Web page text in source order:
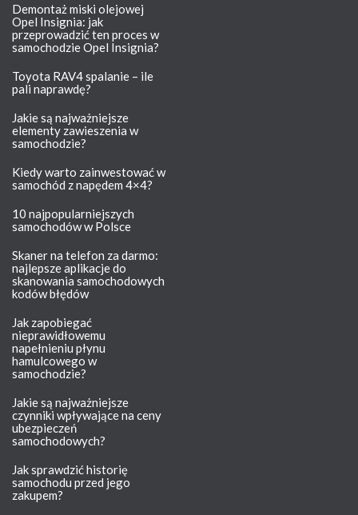
Demontaż miski olejowej
Opel Insignia: jak
przeprowadzić ten proces w
samochodzie Opel Insignia?
Toyota RAV4 spalanie – ile
pali naprawdę?
Jakie są najważniejsze
elementy zawieszenia w
samochodzie?
Kiedy warto zainwestować w
samochód z napędem 4×4?
10 najpopularniejszych
samochodów w Polsce
Skaner na telefon za darmo:
najlepsze aplikacje do
skanowania samochodowych
kodów błędów
Jak zapobiegać
nieprawidłowemu
napełnieniu płynu
hamulcowego w
samochodzie?
Jakie są najważniejsze
czynniki wpływające na ceny
ubezpieczeń
samochodowych?
Jak sprawdzić historię
samochodu przed jego
zakupem?